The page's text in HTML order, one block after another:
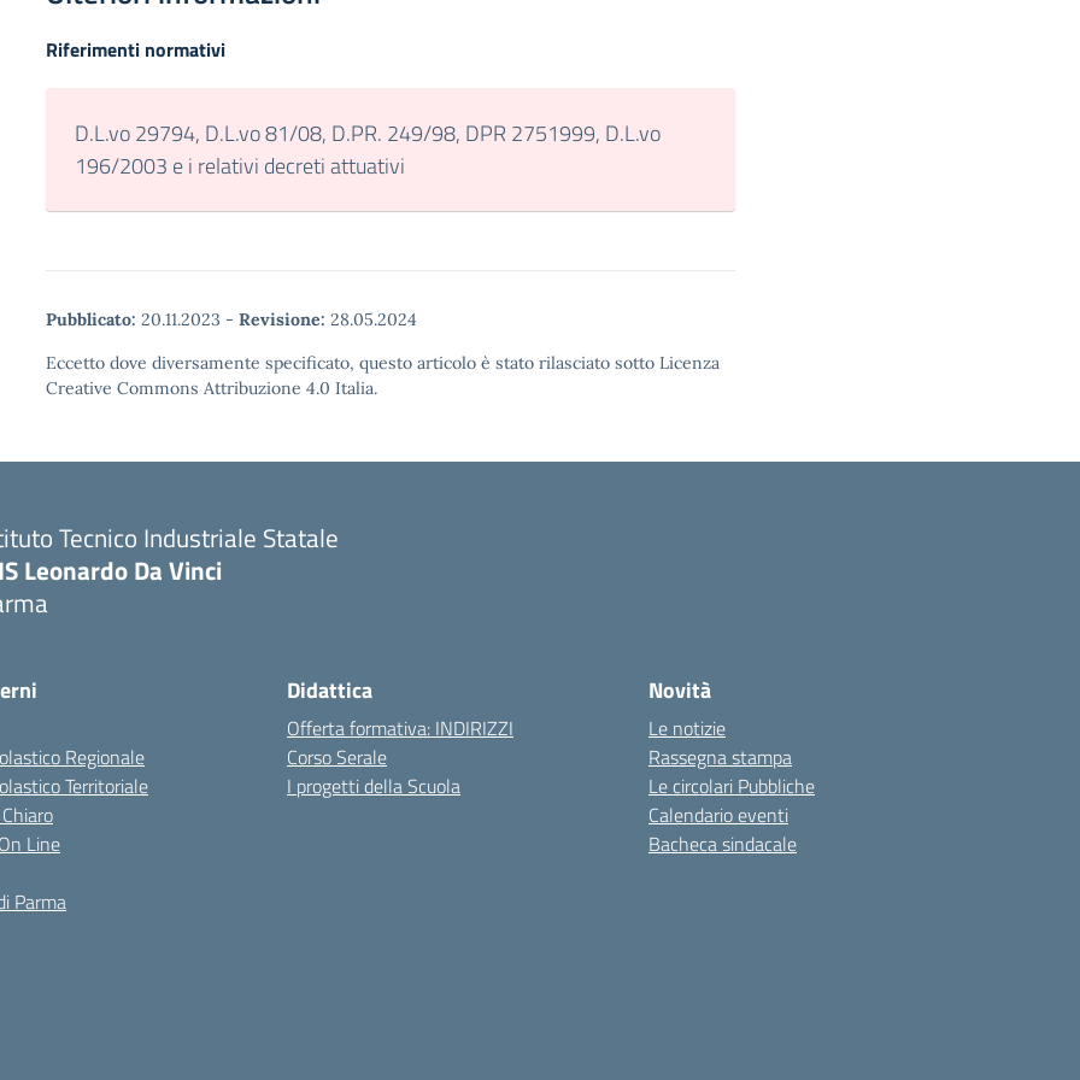
Riferimenti normativi
D.L.vo 29794, D.L.vo 81/08, D.PR. 249/98, DPR 2751999, D.L.vo
196/2003 e i relativi decreti attuativi
Pubblicato: 20.11.2023 - Revisione: 28.05.2024
Eccetto dove diversamente specificato, questo articolo è stato rilasciato sotto Licenza
Creative Commons Attribuzione 4.0 Italia.
Tecnico Industriale Statale
Leonardo Da Vinci
Regionale
Territoriale
Line
Parma
Didattica
Offerta formativa: INDIRIZZI
Corso Serale
I progetti della Scuola
Novità
Le notizie
Rassegna stampa
Le circolari Pubbliche
Calendario eventi
Bacheca sindacale